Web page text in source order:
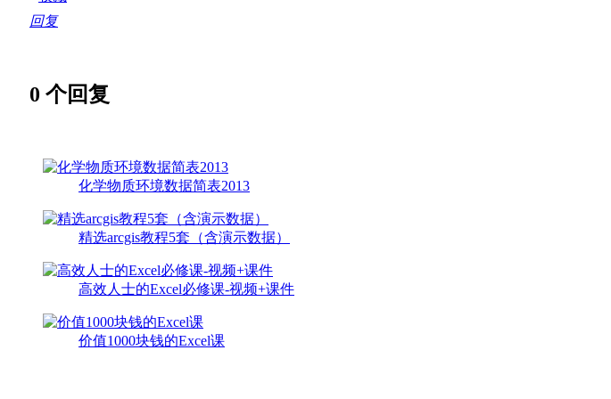
回复
0 个回复
化学物质环境数据简表2013
精选arcgis教程5套（含演示数据）
高效人士的Excel必修课-视频+课件
价值1000块钱的Excel课